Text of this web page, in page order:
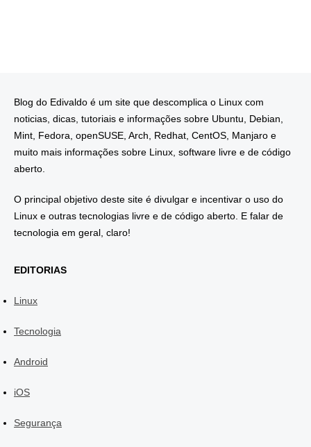
Blog do Edivaldo é um site que descomplica o Linux com
noticias, dicas, tutoriais e informações sobre Ubuntu, Debian,
Mint, Fedora, openSUSE, Arch, Redhat, CentOS, Manjaro e
muito mais informações sobre Linux, software livre e de código
aberto.
O principal objetivo deste site é divulgar e incentivar o uso do
Linux e outras tecnologias livre e de código aberto. E falar de
tecnologia em geral, claro!
EDITORIAS
Linux
Tecnologia
Android
iOS
Segurança